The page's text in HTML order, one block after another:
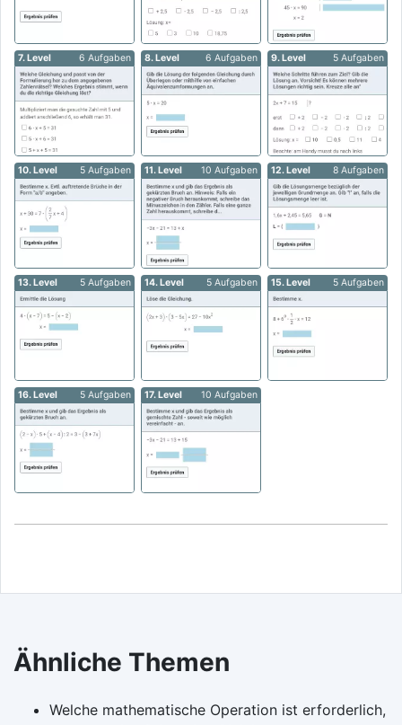
7. Level 6 Aufgaben 8. Level 6 Aufgaben 9. Level 5 Aufgaben
10. Level 5 Aufgaben 11. Level 10 Aufgaben 12. Level 8 Aufgaben
13. Level 5 Aufgaben 14. Level 5 Aufgaben 15. Level 5 Aufgaben
16. Level 5 Aufgaben 17. Level 10 Aufgaben
Ähnliche Themen
Welche mathematische Operation ist erforderlich,